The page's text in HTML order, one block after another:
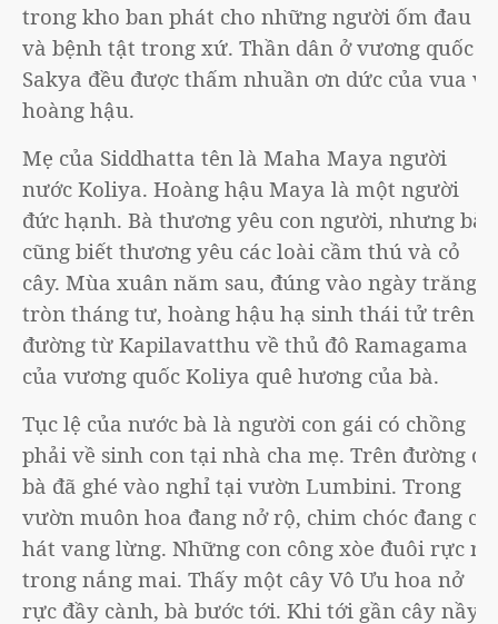
trong kho ban phát cho những người ốm đau
và bệnh tật trong xứ. Thần dân ở vương quốc
Sakya đều được thấm nhuần ơn dức của vua và
hoàng hậu.
Mẹ của Siddhatta tên là Maha Maya người
nước Koliya. Hoàng hậu Maya là một người
đức hạnh. Bà thương yêu con người, nhưng bà
cũng biết thương yêu các loài cầm thú và cỏ
cây. Mùa xuân năm sau, đúng vào ngày trăng
tròn tháng tư, hoàng hậu hạ sinh thái tử trên
đường từ Kapilavatthu về thủ đô Ramagama
của vương quốc Koliya quê hương của bà.
Tục lệ của nước bà là người con gái có chồng
phải về sinh con tại nhà cha mẹ. Trên đường đi,
bà đã ghé vào nghỉ tại vườn Lumbini. Trong
vườn muôn hoa đang nở rộ, chim chóc đang ca
hát vang lừng. Những con công xòe đuôi rực rỡ
trong nắng mai. Thấy một cây Vô Ưu hoa nở
rực đầy cành, bà bước tới. Khi tới gần cây nầy,